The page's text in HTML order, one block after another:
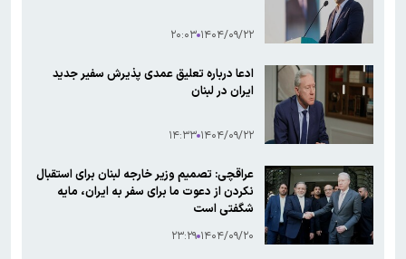
۱۴۰۴/۰۹/۲۲ ۲۰:۰۳
ادعا درباره تعلیق عمدی پذیرش سفیر جدید
ایران در لبنان
۱۴۰۴/۰۹/۲۲ ۱۴:۳۳
عراقچی: تصمیم وزیر خارجه لبنان برای استقبال
نکردن از دعوت ما برای سفر به ایران، مایه
شگفتی است
۱۴۰۴/۰۹/۲۰ ۲۳:۲۹